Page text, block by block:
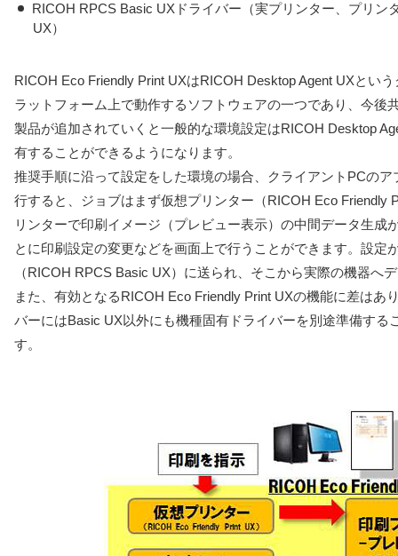
RICOH RPCS Basic UXドライバー（実プリンター、プリン
UX）
RICOH Eco Friendly Print UXはRICOH Desktop Agent UXとい
ラットフォーム上で動作するソフトウェアの一つであり、今後
製品が追加されていくと一般的な環境設定はRICOH Desktop
有することができるようになります。
推奨手順に沿って設定をした環境の場合、クライアントPCの
行すると、ジョブはまず仮想プリンター（RICOH Eco Friendly
リンターで印刷イメージ（プレビュー表示）の中間データ生成
とに印刷設定の変更などを画面上で行うことができます。設定
（RICOH RPCS Basic UX）に送られ、そこから実際の機器へ
また、有効となるRICOH Eco Friendly Print UXの機能に差はあ
バーにはBasic UX以外にも機種固有ドライバーを別途準備する
す。